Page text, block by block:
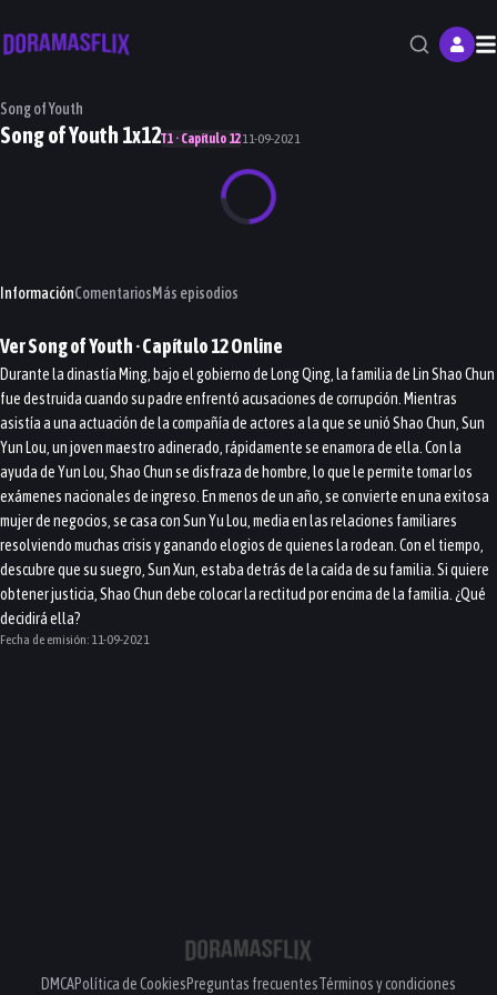
Song of Youth
Song of Youth 1x12T1 · Capítulo 1211-09-2021
InformaciónComentariosMás episodios
VerSong of Youth· Capítulo12Online
Durante la dinastía Ming, bajo el gobierno de Long Qing, la familia de Lin Shao Chun
fue destruida cuando su padre enfrentó acusaciones de corrupción. Mientras
asistía a una actuación de la compañía de actores a la que se unió Shao Chun, Sun
Yun Lou, un joven maestro adinerado, rápidamente se enamora de ella. Con la
ayuda de Yun Lou, Shao Chun se disfraza de hombre, lo que le permite tomar los
exámenes nacionales de ingreso. En menos de un año, se convierte en una exitosa
mujer de negocios, se casa con Sun Yu Lou, media en las relaciones familiares
resolviendo muchas crisis y ganando elogios de quienes la rodean. Con el tiempo,
descubre que su suegro, Sun Xun, estaba detrás de la caída de su familia. Si quiere
obtener justicia, Shao Chun debe colocar la rectitud por encima de la familia. ¿Qué
decidirá ella?
Fecha de emisión: 11-09-2021
DMCAPolítica de CookiesPreguntas frecuentesTérminos y condiciones